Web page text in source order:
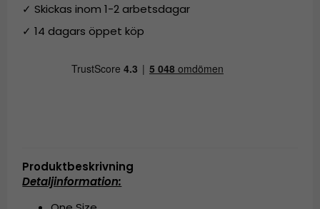
✓ Skickas inom 1-2 arbetsdagar
✓ 14 dagars öppet köp
Produktbeskrivning
Detaljinformation: